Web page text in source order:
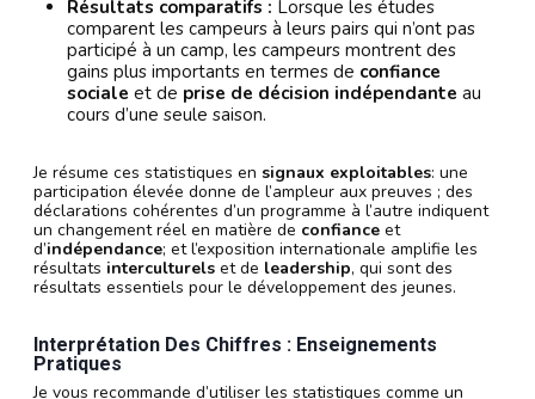
Résultats comparatifs : Lorsque les études
comparent les campeurs à leurs pairs qui n’ont pas
participé à un camp, les campeurs montrent des
gains plus importants en termes de confiance
sociale et de prise de décision indépendante au
cours d’une seule saison.
Je résume ces statistiques en signaux exploitables: une
participation élevée donne de l’ampleur aux preuves ; des
déclarations cohérentes d’un programme à l’autre indiquent
un changement réel en matière de confiance et
d’indépendance; et l’exposition internationale amplifie les
résultats interculturels et de leadership, qui sont des
résultats essentiels pour le développement des jeunes.
Interprétation Des Chiffres : Enseignements
Pratiques
Je vous recommande d’utiliser les statistiques comme un